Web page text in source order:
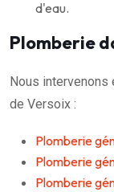
d'eau.
Plomberie
Nous
de Versoix :
Plomberie
Plomberie
Plomberie